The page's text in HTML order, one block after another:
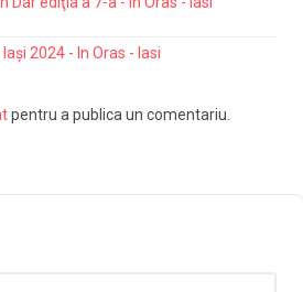
2024 - In Oras - Iasi
pentru a publica un comentariu.